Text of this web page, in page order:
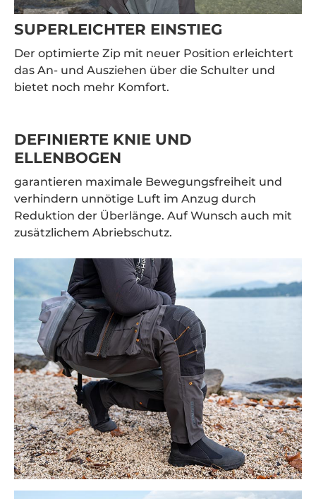
SUPERLEICHTER EINSTIEG
Der optimierte Zip mit neuer Position erleichtert
das An- und Ausziehen über die Schulter und
bietet noch mehr Komfort.
DEFINIERTE KNIE UND
ELLENBOGEN
garantieren maximale Bewegungsfreiheit und
verhindern unnötige Luft im Anzug durch
Reduktion der Überlänge. Auf Wunsch auch mit
zusätzlichem Abriebschutz.